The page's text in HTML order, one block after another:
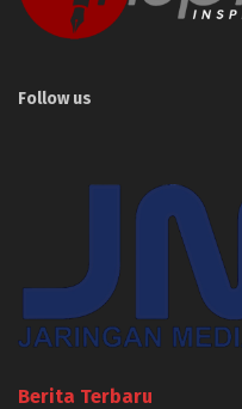
Follow us
Berita Terbaru